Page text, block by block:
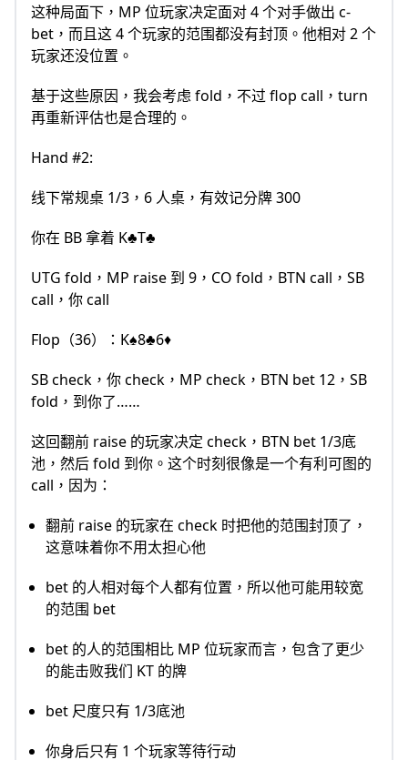
这种局面下，MP 位玩家决定面对 4 个对手做出 c-
bet，而且这 4 个玩家的范围都没有封顶。他相对 2 个
玩家还没位置。
基于这些原因，我会考虑 fold，不过 flop call，turn
再重新评估也是合理的。
Hand #2:
线下常规桌 1/3，6 人桌，有效记分牌 300
你在 BB 拿着 K♣️T♣️
UTG fold，MP raise 到 9，CO fold，BTN call，SB
call，你 call
Flop（36）：K♠8♣6♦️
SB check，你 check，MP check，BTN bet 12，SB
fold，到你了……
这回翻前 raise 的玩家决定 check，BTN bet 1/3底
池，然后 fold 到你。这个时刻很像是一个有利可图的
call，因为：
翻前 raise 的玩家在 check 时把他的范围封顶了，
这意味着你不用太担心他
bet 的人相对每个人都有位置，所以他可能用较宽
的范围 bet
bet 的人的范围相比 MP 位玩家而言，包含了更少
的能击败我们 KT 的牌
bet 尺度只有 1/3底池
你身后只有 1 个玩家等待行动